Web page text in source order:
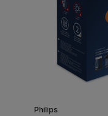
Philips